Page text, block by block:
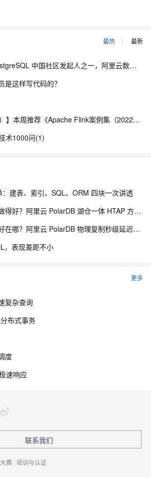
最热 最新
【大咖问答】对话PostgreSQL 中国社区发起人之一，阿里云数据库高级专家 德哥
是这样写代码的？
【藏经阁一起读（27）】本周推荐《Apache Flink案例集（2022版）》，你有哪些心得？
术1000问(1)
建表、索引、SQL、ORM 四块一次讲透
哪个厂商的数据湖库做得好？阿里云 PolarDB 湖仓一体 HTAP 方案深度解析
物理复制比逻辑复制好在哪？阿里云 PolarDB 物理复制秒级延迟解析
，表现差距不小
更多
复杂查询
布式事务
度
速响应
联系我们
赛 | 培训与认证